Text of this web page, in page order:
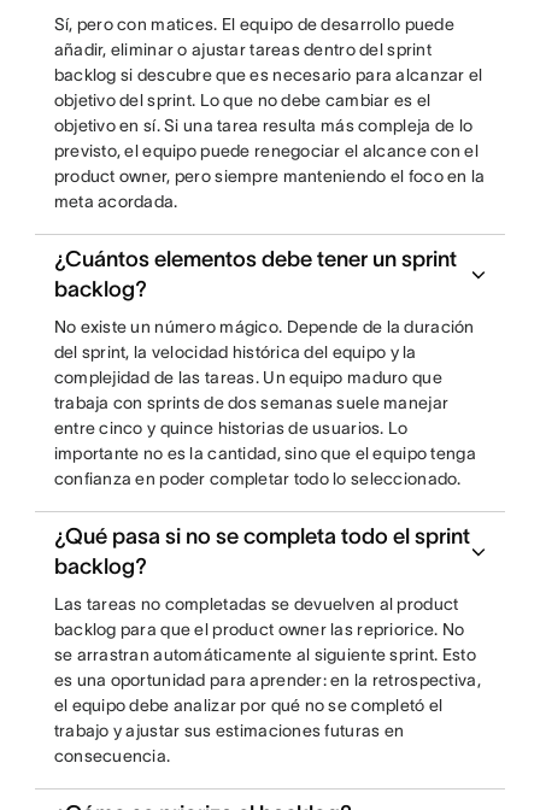
Sí, pero con matices. El equipo de desarrollo puede
añadir, eliminar o ajustar tareas dentro del sprint
backlog si descubre que es necesario para alcanzar el
objetivo del sprint. Lo que no debe cambiar es el
objetivo en sí. Si una tarea resulta más compleja de lo
previsto, el equipo puede renegociar el alcance con el
product owner, pero siempre manteniendo el foco en la
meta acordada.
¿Cuántos elementos debe tener un sprint
backlog?
No existe un número mágico. Depende de la duración
del sprint, la velocidad histórica del equipo y la
complejidad de las tareas. Un equipo maduro que
trabaja con sprints de dos semanas suele manejar
entre cinco y quince historias de usuarios. Lo
importante no es la cantidad, sino que el equipo tenga
confianza en poder completar todo lo seleccionado.
¿Qué pasa si no se completa todo el sprint
backlog?
Las tareas no completadas se devuelven al product
backlog para que el product owner las repriorice. No
se arrastran automáticamente al siguiente sprint. Esto
es una oportunidad para aprender: en la retrospectiva,
el equipo debe analizar por qué no se completó el
trabajo y ajustar sus estimaciones futuras en
consecuencia.